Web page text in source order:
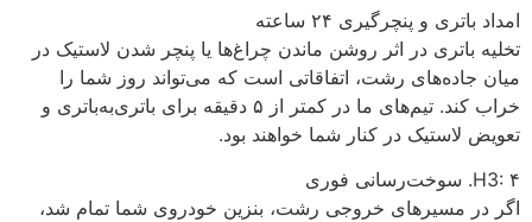
امداد باتری و پنچرگیری ۲۴ ساعته
تخلیه باتری در اثر روشن ماندن چراغ‌ها یا پنچر شدن لاستیک در
میان جاده‌های رشت، اتفاقاتی است که می‌تواند روز شما را
خراب کند. تیم‌های ما در کمتر از ۵ دقیقه برای باتری‌به‌باتری و
تعویض لاستیک در کنار شما خواهند بود.
H3: ۴. سوخت‌رسانی فوری
اگر در مسیرهای خروجی رشت، بنزین خودروی شما تمام شد،